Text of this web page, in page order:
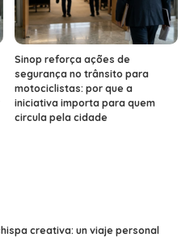
Sinop reforça ações de
segurança no trânsito para
motociclistas: por que a
iniciativa importa para quem
circula pela cidade
creativa: un viaje personal